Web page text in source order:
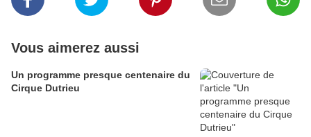
Vous aimerez aussi
Un programme presque centenaire du
Cirque Dutrieu